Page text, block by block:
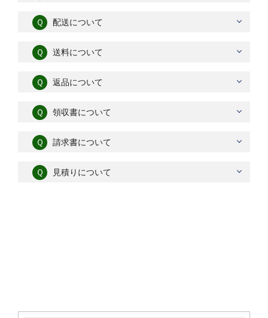
Ｑ 配送について
Ｑ 送料について
Ｑ 返品について
Ｑ 領収書について
Ｑ 請求書について
Ｑ 見積りについて